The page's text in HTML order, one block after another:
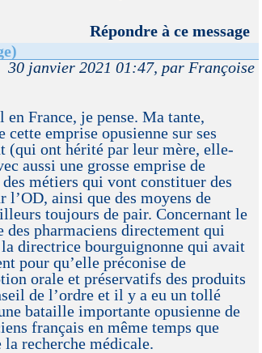
Répondre à ce message
30 janvier 2021 01:47, par Françoise
en France, je pense. Ma tante,
cette emprise opusienne sur ses
(qui ont hérité par leur mère, elle-
aussi une grosse emprise de
métiers qui vont constituer des
ainsi que des moyens de
toujours de pair. Concernant le
des pharmaciens directement qui
directrice bourguignonne qui avait
pour qu’elle préconise de
orale et préservatifs des produits
de l’ordre et il y a eu un tollé
bataille importante opusienne de
français en même temps que
recherche médicale.